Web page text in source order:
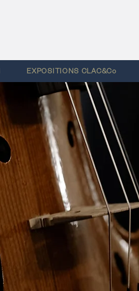
EXPOSITIONS CLAC&Co